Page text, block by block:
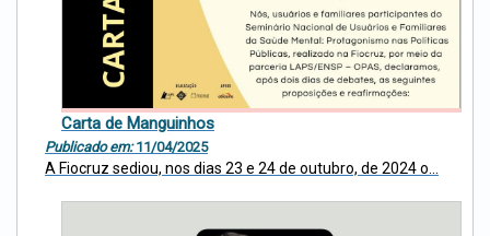
Carta de Manguinhos
Publicado em:11/04/2025
A Fiocruz sediou, nos dias 23 e 24 de outubro, de 2024 o...